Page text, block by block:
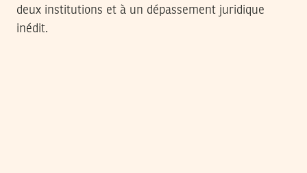
deux institutions et à un dépassement juridique
inédit.